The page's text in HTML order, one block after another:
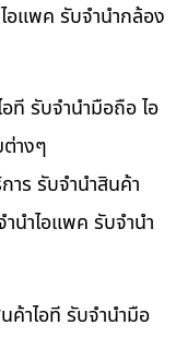
อแพค รับจำนำกล้อง
ที รับจำนำมือถือ ไอ
างๆ
าร รับจำนำสินค้า
นำไอแพค รับจำนำ
ค้าไอที รับจำนำมือ